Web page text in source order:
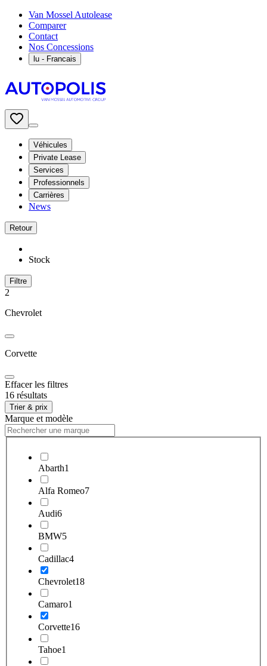
Van Mossel Autolease
Comparer
Contact
Nos Concessions
lu - Francais
Véhicules
Private Lease
Services
Professionnels
Carrières
News
Retour
Stock
Filtre
2
Chevrolet
Corvette
Effacer les filtres
16 résultats
Trier & prix
Marque et modèle
Abarth1
Alfa Romeo7
Audi6
BMW5
Cadillac4
Chevrolet18
Camaro1
Corvette16
Tahoe1